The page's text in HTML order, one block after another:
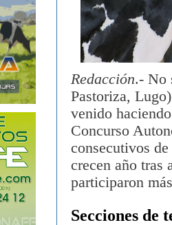
Redacción.- No
Pastoriza,
venido
Concurso
consecutivos
crecen año tras
participaron
Secciones de